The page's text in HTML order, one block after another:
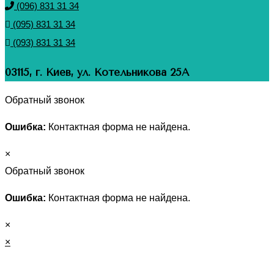
(096) 831 31 34
(095) 831 31 34
(093) 831 31 34
03115, г. Киев, ул. Котельникова 25А
Обратный звонок
Ошибка: Контактная форма не найдена.
×
Обратный звонок
Ошибка: Контактная форма не найдена.
×
×